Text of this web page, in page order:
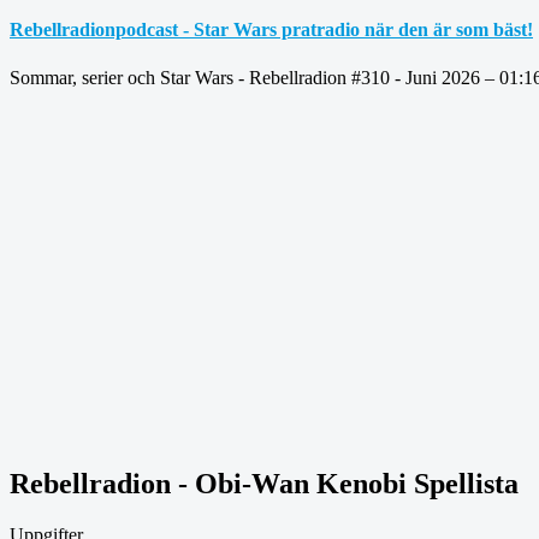
Rebellradionpodcast - Star Wars pratradio när den är som bäst!
Sommar, serier och Star Wars - Rebellradion #310 - Juni 2026 –
Rebellradion - Obi-Wan Kenobi Spellista